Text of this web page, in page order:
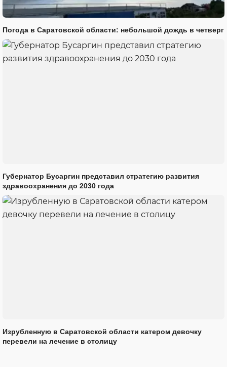
Погода в Саратовской области: небольшой дождь в четверг
Губернатор Бусаргин представил стратегию развития
здравоохранения до 2030 года
Изрубленную в Саратовской области катером девочку
перевели на лечение в столицу